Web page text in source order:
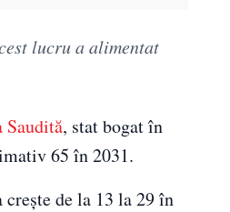
lucru a alimentat
Saudită, stat bogat în
65 în 2031.
de la 13 la 29 în